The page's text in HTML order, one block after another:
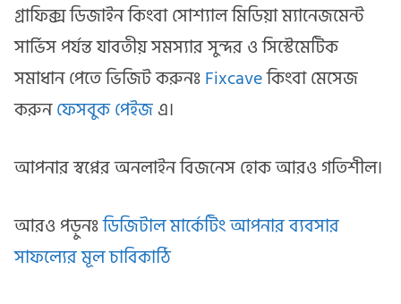
গ্রাফিক্স ডিজাইন কিংবা সোশ্যাল মিডিয়া ম্যানেজমেন্ট
সার্ভিস পর্যন্ত যাবতীয় সমস্যার সুন্দর ও সিস্টেমেটিক
সমাধান পেতে ভিজিট করুনঃFixcaveকিংবা মেসেজ
করুনফেসবুক পেইজএ।
আপনার স্বপ্নের অনলাইন বিজনেস হোক আরও গতিশীল।
আরও পড়ুনঃডিজিটাল মার্কেটিং আপনার ব্যবসার
সাফল্যের মূল চাবিকাঠি